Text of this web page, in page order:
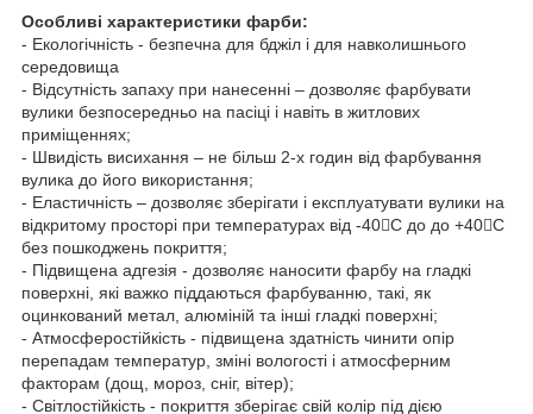
Особливі характеристики фарби:
- Екологічність - безпечна для бджіл і для навколишнього
середовища
- Відсутність запаху при нанесенні – дозволяє фарбувати
вулики безпосередньо на пасіці і навіть в житлових
приміщеннях;
- Швидість висихання – не більш 2-х годин від фарбування
вулика до його використання;
- Еластичність – дозволяє зберігати і експлуатувати вулики на
відкритому просторі при температурах від -40C до до +40C
без пошкоджень покриття;
- Підвищена адгезія - дозволяє наносити фарбу на гладкі
поверхні, які важко піддаються фарбуванню, такі, як
оцинкований метал, алюміній та інші гладкі поверхні;
- Атмосферостійкість - підвищена здатність чинити опір
перепадам температур, зміні вологості і атмосферним
факторам (дощ, мороз, сніг, вітер);
- Світлостійкість - покриття зберігає свій колір під дією